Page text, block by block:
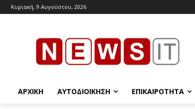
Κυριακή, 9 Αυγούστου, 2026
ΑΡΧΙΚΉ ΑΥΤΟΔΙΟΊΚΗΣΗ ΕΠΙΚΑΙΡΌΤΗΤΑ